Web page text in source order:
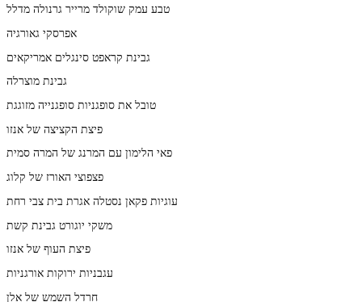
טבע עמק שוקולד מרייר גרנולה מדלל
אפרסקי גאורגיה
גבינת קראפט סינגלים אמריקאים
גבינת מוצרלה
טובל את סופגניות סופגנייה מזוגגת
פיצת הקציצה של אנזו
פאי הלימון עם המרנג של המרה סמית
פצפוצי האורז של קלוג
עוגיות פקאן נסטלה אגרת בית צבי רחת
משקי יוגורט גבינת קשת
פיצת העוף של אנזו
עגבניות ירוקות אורגניות
חרדל השמש של אלן